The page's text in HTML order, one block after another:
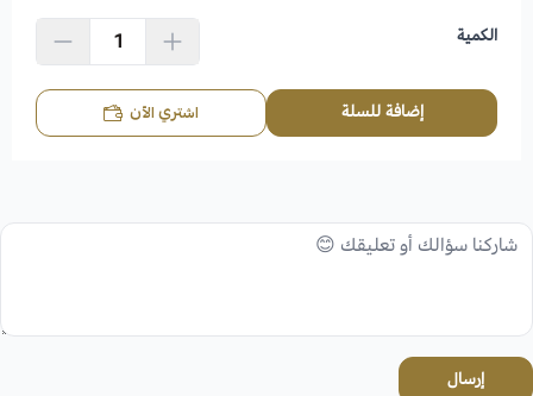
الكمية
إضافة للسلة اشتري الآن
إرسال